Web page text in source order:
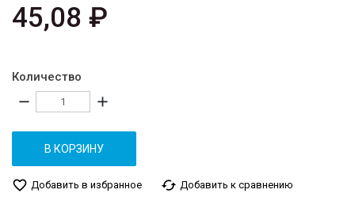
45,08 ₽
Количество
remove add
В КОРЗИНУ
favorite_border Добавить в избранное cached Добавить к сравнению